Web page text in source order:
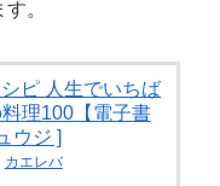
。
ピ 人生でいちば
理100【電子書
ウジ ]
カエレバ